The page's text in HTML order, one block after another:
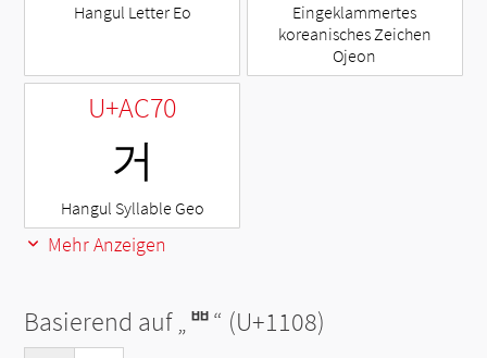
Hangul Letter Eo
Eingeklammertes
koreanisches Zeichen
Ojeon
U+AC70
거
Hangul Syllable Geo
Mehr Anzeigen
Basierend auf „ᄈ“ (U+1108)